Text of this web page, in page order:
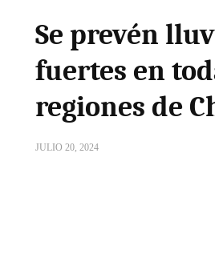
Se prevén
fuertes en
regiones de
JULIO 20, 2024